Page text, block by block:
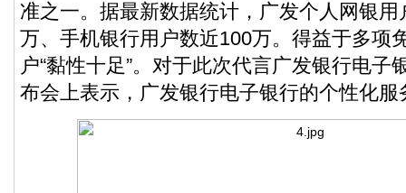
准之一。据最新数据统计，广发个人网银用
万、手机银行用户数近100万。得益于多项
户“黏性十足”。对于此次代言广发银行电子
布会上表示，广发银行电子银行的个性化